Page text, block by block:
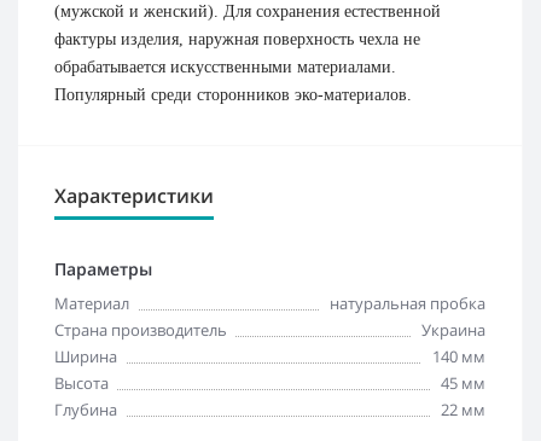
(мужской и женский). Для сохранения естественной
фактуры изделия, наружная поверхность чехла не
обрабатывается искусственными материалами.
Популярный среди сторонников эко-материалов.
Характеристики
Параметры
Материал
натуральная пробка
Страна производитель
Украина
Ширина
140 мм
Высота
45 мм
Глубина
22 мм